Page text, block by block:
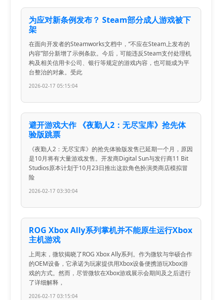
为应对新条例发布？ Steam部分成人游戏被下
架
在面向开发者的Steamworks文档中，“不应在Steam上发布的
内容”部分新增了示例条款。今后，可能违反Steam支付处理机
构及相关信用卡公司、银行等规定的游戏内容，也可能成为平
台整治的对象。受此
2026-02-17 05:15:04
避开游戏大作 《夜勤人2：无尽宝库》抢先体
验版跳票
《夜勤人2：无尽宝库》的抢先体验版发售已延期一个月，原因
是10月将有大量游戏发售。开发商Digital Sun与发行商11 Bit
Studios原本计划于10月23日推出这款角色扮演类商店模拟冒
险
2026-02-17 03:30:04
ROG Xbox Ally系列掌机并不能原生运行Xbox
主机游戏
上周末，微软揭晓了ROG Xbox Ally系列。作为微软与华硕合作
的OEM设备，它承诺为玩家提供用Xbox设备便携游玩Xbox游
戏的方式。然而，尽管微软在Xbox游戏展示会期间及之后进行
了详细解释，
2026-02-17 03:15:04